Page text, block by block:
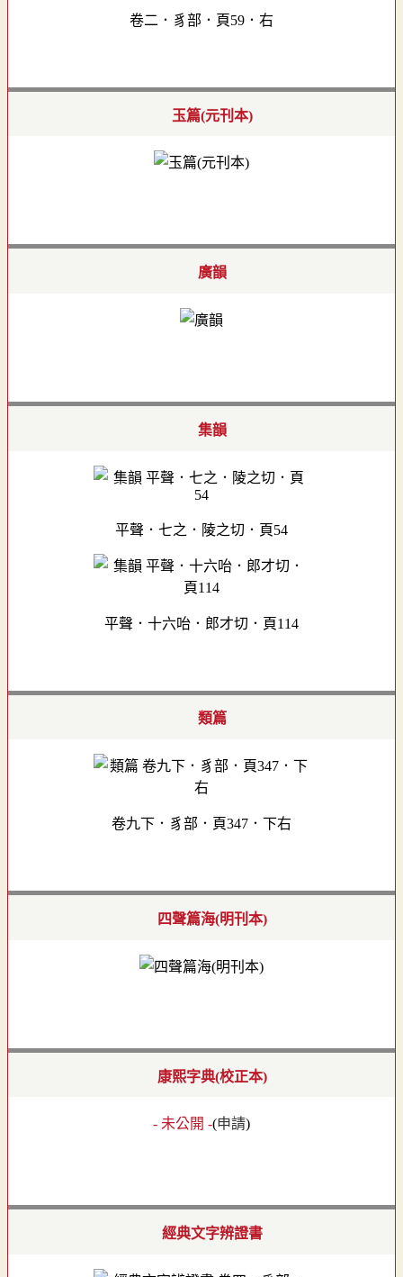
卷二．豸部．頁59．右
玉篇(元刊本)
廣韻
集韻
平聲．七之．陵之切．頁54
平聲．十六咍．郎才切．頁114
類篇
卷九下．豸部．頁347．下右
四聲篇海(明刊本)
康熙字典(校正本)
- 未公開 -(申請)
經典文字辨證書